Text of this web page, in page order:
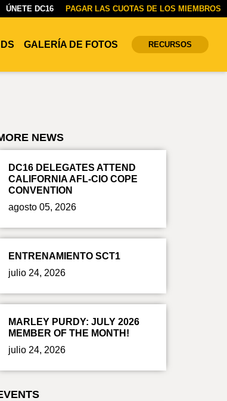
ÚNETE DC16 PAGAR LAS CUOTAS DE LOS MIEMBROS
GALERÍA DE FOTOS RECURSOS
NEWS
DC16 DELEGATES ATTEND
CALIFORNIA AFL-CIO COPE
CONVENTION
agosto 05, 2026
ENTRENAMIENTO SCT1
julio 24, 2026
MARLEY PURDY: JULY 2026
MEMBER OF THE MONTH!
julio 24, 2026